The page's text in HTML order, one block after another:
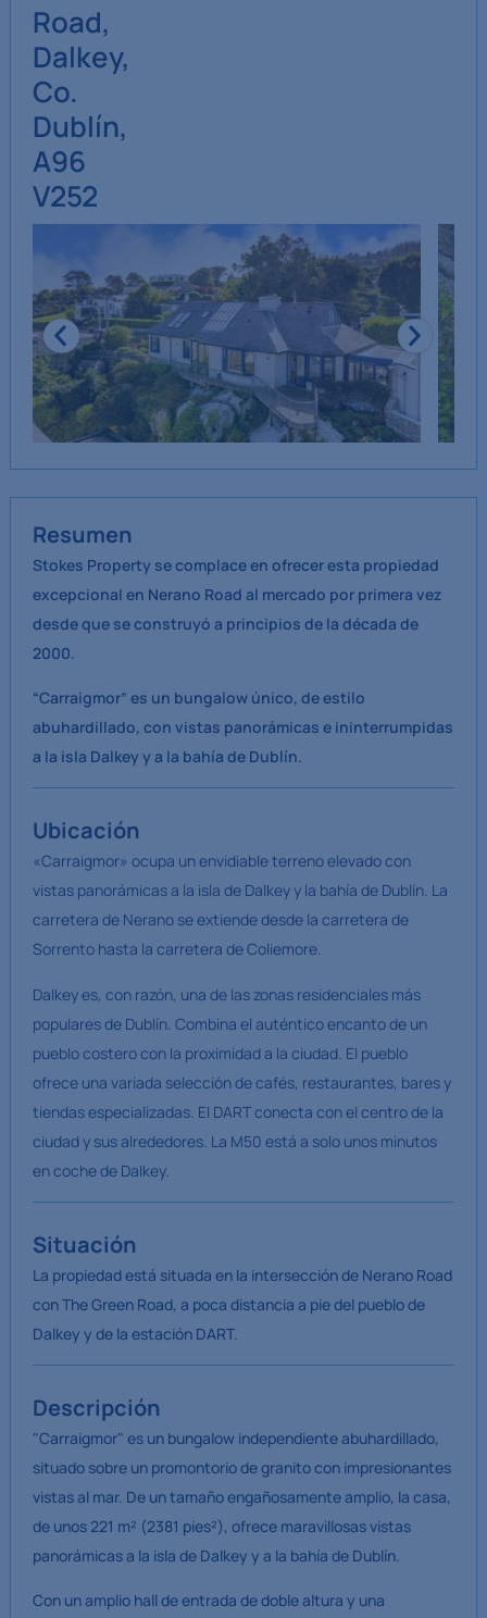
Road,
Dalkey,
Co.
Dublín,
A96
V252
Resumen
Stokes Property se complace en ofrecer esta propiedad
excepcional en Nerano Road al mercado por primera vez
desde que se construyó a principios de la década de
2000.
“Carraigmor” es un bungalow único, de estilo
abuhardillado, con vistas panorámicas e ininterrumpidas
a la isla Dalkey y a la bahía de Dublín.
Ubicación
«Carraigmor» ocupa un envidiable terreno elevado con
vistas panorámicas a la isla de Dalkey y la bahía de Dublín. La
carretera de Nerano se extiende desde la carretera de
Sorrento hasta la carretera de Coliemore.
Dalkey es, con razón, una de las zonas residenciales más
populares de Dublín. Combina el auténtico encanto de un
pueblo costero con la proximidad a la ciudad. El pueblo
ofrece una variada selección de cafés, restaurantes, bares y
tiendas especializadas. El DART conecta con el centro de la
ciudad y sus alrededores. La M50 está a solo unos minutos
en coche de Dalkey.
Situación
La propiedad está situada en la intersección de Nerano Road
con The Green Road, a poca distancia a pie del pueblo de
Dalkey y de la estación DART.
Descripción
"Carraigmor" es un bungalow independiente abuhardillado,
situado sobre un promontorio de granito con impresionantes
vistas al mar. De un tamaño engañosamente amplio, la casa,
de unos 221 m² (2381 pies²), ofrece maravillosas vistas
panorámicas a la isla de Dalkey y a la bahía de Dublín.
Con un amplio hall de entrada de doble altura y una